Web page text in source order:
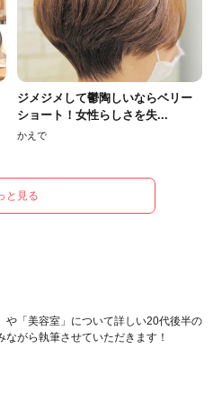
ジメジメして鬱陶しいならベリー
ショート！女性らしさを失...
かえで
と見る
や「美容室」について詳しい20代後半の
ながら執筆させていただきます！